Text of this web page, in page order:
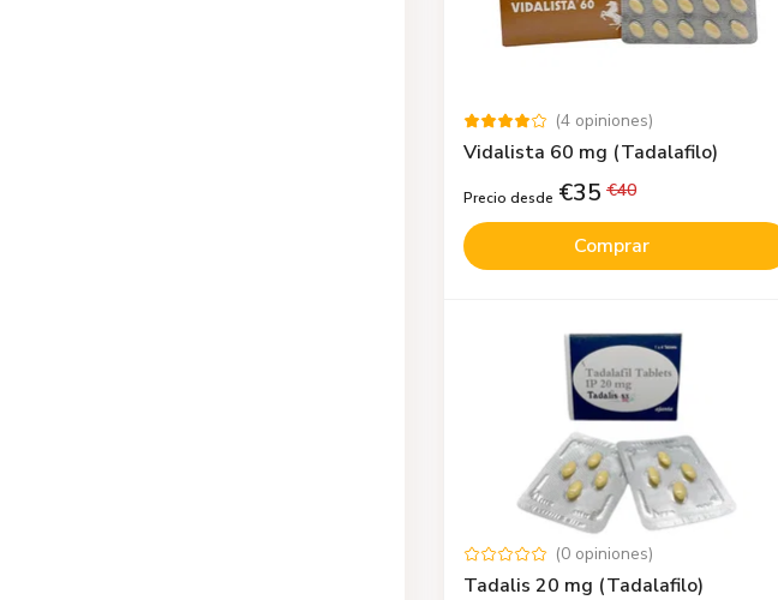
(4 opiniones)
Vidalista 60 mg (Tadalafilo)
Precio desde €35 €40
Comprar
(0 opiniones)
Tadalis 20 mg (Tadalafilo)